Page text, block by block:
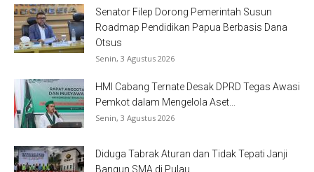
Senator Filep Dorong Pemerintah Susun
Roadmap Pendidikan Papua Berbasis Dana
Otsus
Senin, 3 Agustus 2026
HMI Cabang Ternate Desak DPRD Tegas Awasi
Pemkot dalam Mengelola Aset...
Senin, 3 Agustus 2026
Diduga Tabrak Aturan dan Tidak Tepati Janji
Bangun SMA di Pulau...